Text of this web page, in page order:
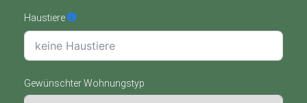
Haustiere
Gewünschter Wohnungstyp